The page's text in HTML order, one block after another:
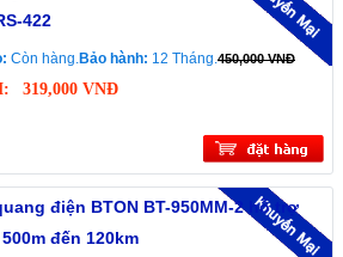
422
Còn hàng.Bảo hành: 12 Tháng.450,000 VNĐ
319,000 VNĐ
điện BTON BT-950MM-2 hỗ trợ
đến 120km